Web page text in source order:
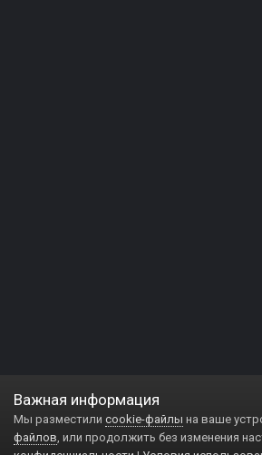
Важная информация
Мы разместили cookie-файлы на ваше
файлов, или продолжить без изменения